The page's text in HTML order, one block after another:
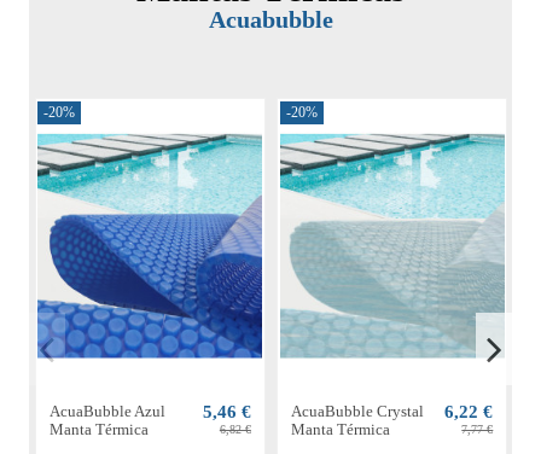
Acuabubble
-20%
AcuaBubble Azul
Manta Térmica
5,46 €
6,82 €
-20%
AcuaBubble Crystal
Manta Térmica
6,22 €
7,77 €